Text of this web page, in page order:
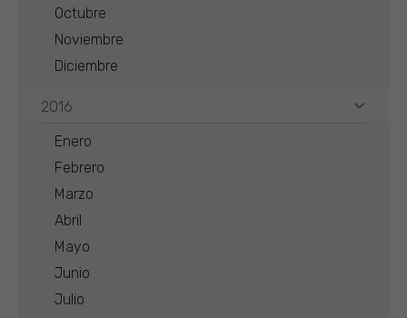
Octubre
Noviembre
Diciembre
2016
Enero
Febrero
Marzo
Abril
Mayo
Junio
Julio